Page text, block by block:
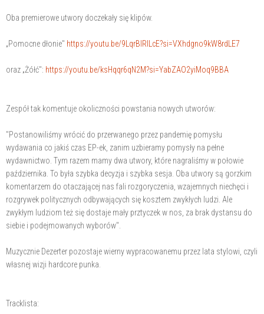
Oba premierowe utwory doczekały się klipów.
„Pomocne dłonie" https://youtu.be/9LqrBIRlLcE?si=VXhdgno9kW8rdLE7
oraz „Żółć": https://youtu.be/ksHqqr6qN2M?si=YabZAO2yiMoq9BBA
Zespół tak komentuje okoliczności powstania nowych utworów:
"Postanowiliśmy wrócić do przerwanego przez pandemię pomysłu
wydawania co jakiś czas EP-ek, zanim uzbieramy pomysły na pełne
wydawnictwo. Tym razem mamy dwa utwory, które nagraliśmy w połowie
października. To była szybka decyzja i szybka sesja. Oba utwory są gorzkim
komentarzem do otaczającej nas fali rozgoryczenia, wzajemnych niechęci i
rozgrywek politycznych odbywających się kosztem zwykłych ludzi. Ale
zwykłym ludziom też się dostaje mały prztyczek w nos, za brak dystansu do
siebie i podejmowanych wyborów".
Muzycznie Dezerter pozostaje wierny wypracowanemu przez lata stylowi, czyli
własnej wizji hardcore punka.
Tracklista: